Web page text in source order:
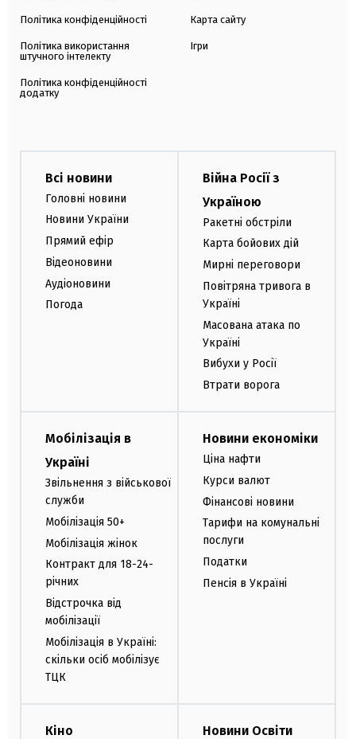
Політика конфіденційності
Політика використання
штучного інтелекту
Політика конфіденційності
додатку
Карта сайту
Ігри
Всі новини
Головні новини
Новини України
Прямий ефір
Відеоновини
Аудіоновини
Погода
Війна Росії з
Україною
Ракетні обстріли
Карта бойових дій
Мирні переговори
Повітряна тривога в
Україні
Масована атака по
Україні
Вибухи у Росії
Втрати ворога
Мобілізація в
Україні
Звільнення з військової
служби
Мобілізація 50+
Мобілізація жінок
Контракт для 18-24-
річних
Відстрочка від
мобілізації
Мобілізація в Україні:
скільки осіб мобілізує
ТЦК
Новини економіки
Ціна нафти
Курси валют
Фінансові новини
Тарифи на комунальні
послуги
Податки
Пенсія в Україні
Кіно Новини Освіти